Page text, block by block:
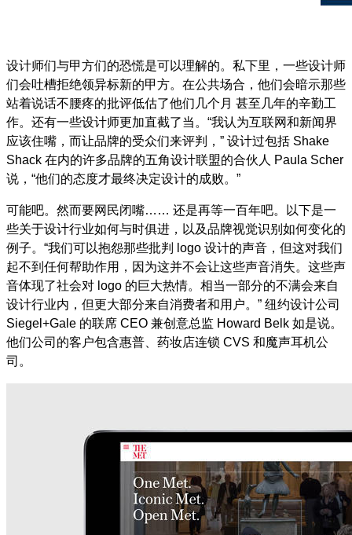
设计师们与甲方们的恐慌是可以理解的。私下里，一些设计师
们会吐槽拒绝领异标新的甲方。在公共场合，他们会暗示那些
站着说话不腰疼的批评低估了他们几个月 甚至几年的辛勤工
作。还有一些设计师更加直截了当。 “我认为互联网和新闻界
应该住嘴，而让品牌的受众们来评判， ” 设计过包括 Shake
Shack 在内的许多品牌的五角设计联盟的合伙人 Paula Scher
说， “他们的态度才最终决定设计的成败。 ”
可能吧。然而要网民闭嘴…… 还是再等一百年吧。以下是一
些关于设计行业如何与时俱进，以及品牌视觉识别如何变化的
例子。 “我们可以抱怨那些批判 logo 设计的声音，但这对我们
起不到任何帮助作用，因为这并不会让这些声音消失。这些声
音体现了社会对 logo 的巨大热情。相当一部分的不满会来自
设计行业内，但更大部分来自消费者和用户。 ” 纽约设计公司
Siegel+Gale 的联席 CEO 兼创意总监 Howard Belk 如是说。
他们公司的客户包含惠普、药妆店连锁 CVS 和魔声耳机公
司。